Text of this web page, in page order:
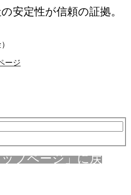
安定性が信頼の証拠。
ージ
プページ」に戻